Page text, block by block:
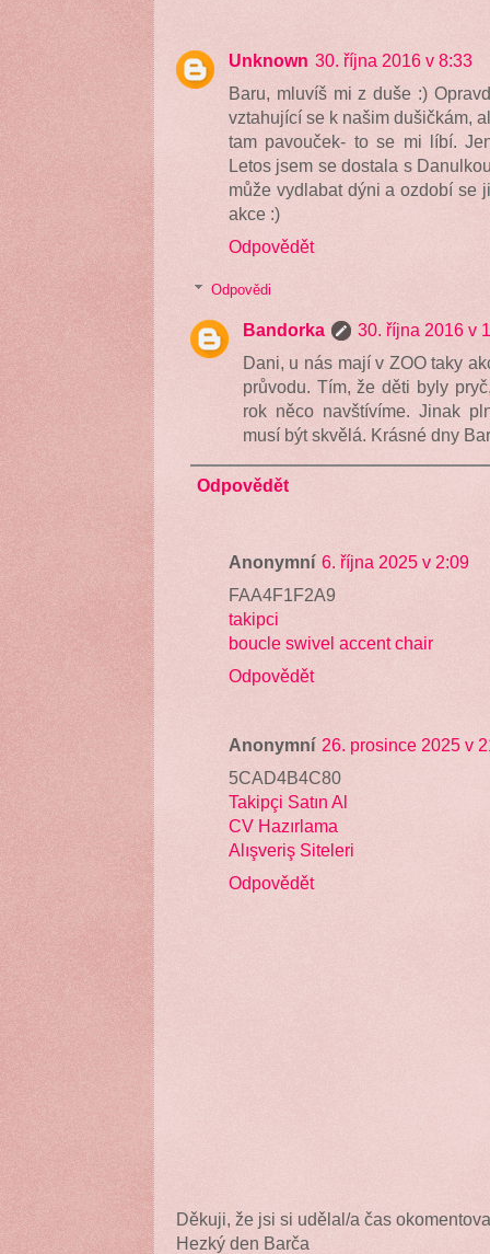
Unknown 30. října 2016 v 8:33
Baru, mluvíš mi z duše :)
vztahující se k našim dušičkám,
tam pavouček- to se mi líbí.
Letos jsem se dostala s
může vydlabat dýni a ozdobí se
akce :)
Odpovědět
Odpovědi
Bandorka
30. října 2016 v
Dani, u nás mají v ZOO taky
průvodu. Tím, že děti byly
rok něco navštívíme. Jinak
musí být skvělá. Krásné dny
Odpovědět
Anonymní 6. října 2025 v 2:09
FAA4F1F2A9
takipci
boucle swivel accent chair
Odpovědět
Anonymní 26. prosince 2025 v
5CAD4B4C80
Takipçi Satın Al
CV Hazırlama
Alışveriş Siteleri
Odpovědět
Děkuji, že jsi si udělal/a čas
Hezký den Barča